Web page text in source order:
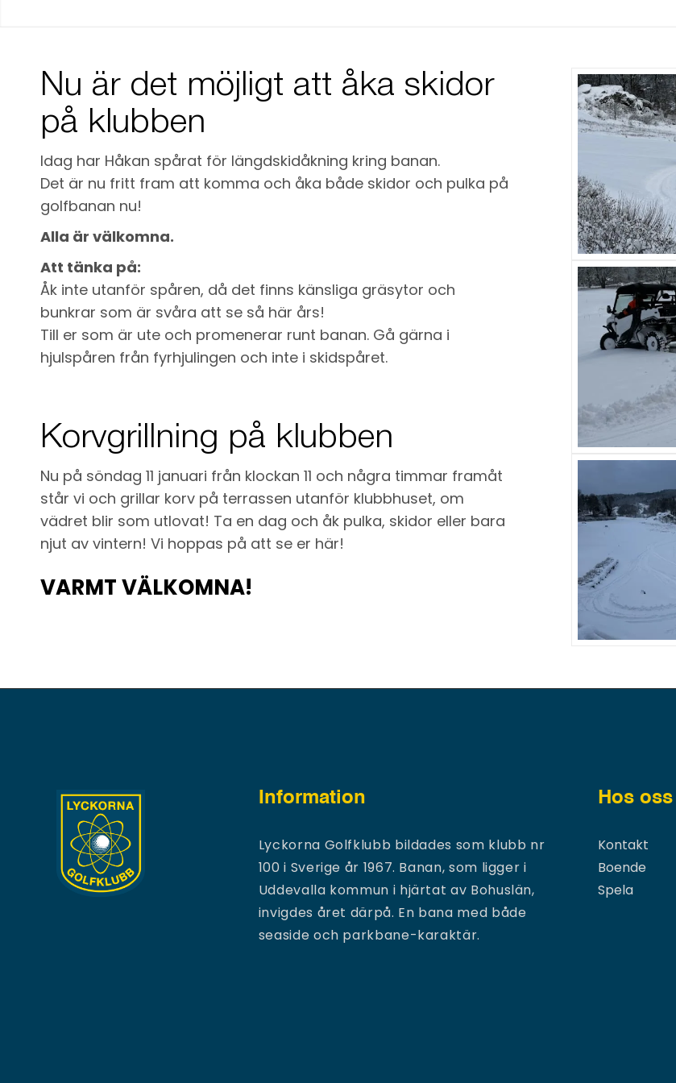
Nu är det möjligt att åka skidor
på klubben
Idag har Håkan spårat för längdskidåkning kring banan.
Det är nu fritt fram att komma och åka både skidor och pulka på
golfbanan nu!
Alla är välkomna.
Att tänka på:
Åk inte utanför spåren, då det finns känsliga gräsytor och
bunkrar som är svåra att se så här års!
Till er som är ute och promenerar runt banan. Gå gärna i
hjulspåren från fyrhjulingen och inte i skidspåret.
Korvgrillning på klubben
Nu på söndag 11 januari från klockan 11 och några timmar framåt
står vi och grillar korv på terrassen utanför klubbhuset, om
vädret blir som utlovat! Ta en dag och åk pulka, skidor eller bara
njut av vintern! Vi hoppas på att se er här!
VARMT VÄLKOMNA!
Information
Lyckorna Golfklubb bildades som klubb nr
100 i Sverige år 1967. Banan, som ligger i
Uddevalla kommun i hjärtat av Bohuslän,
invigdes året därpå. En bana med både
seaside och parkbane-karaktär.
Hos oss
Kontakt
Boende
Spela